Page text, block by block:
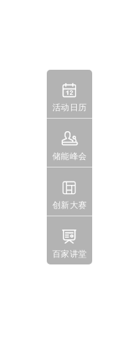

活动日历

储能峰会

创新大赛

百家讲堂